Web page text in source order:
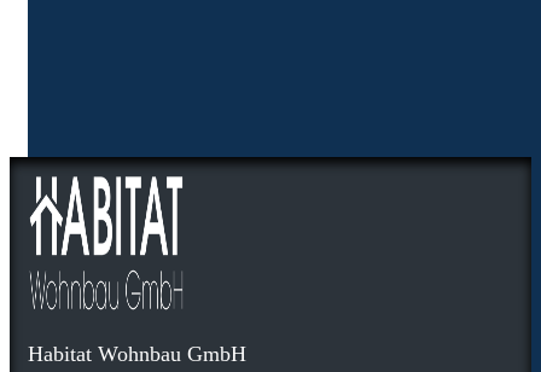
Habitat Wohnbau GmbH